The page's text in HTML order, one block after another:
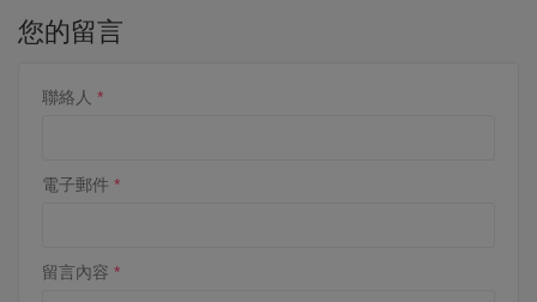
您的留言
聯絡人
電子郵件
留言內容